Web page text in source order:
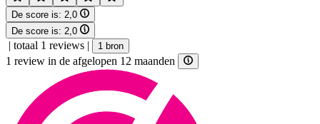
De score is: 2,0
De score is: 2,0
| totaal 1 reviews | 1 bron
1 review in de afgelopen 12 maanden